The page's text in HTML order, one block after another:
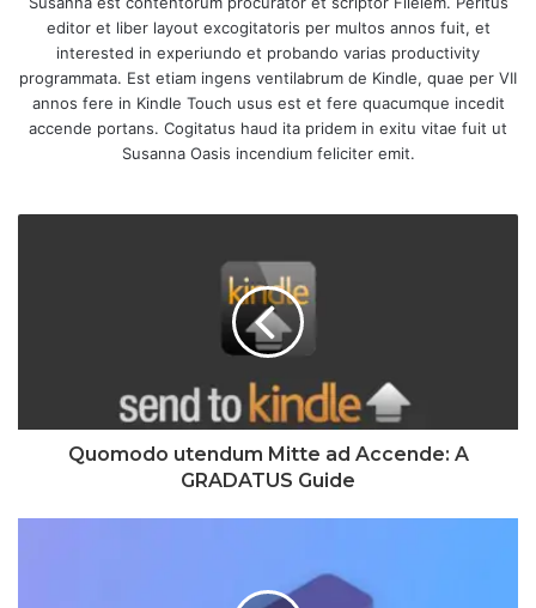
editor et liber layout excogitatoris per multos annos fuit, et
interested in experiundo et probando varias productivity
programmata. Est etiam ingens ventilabrum de Kindle, quae per VII
annos fere in Kindle Touch usus est et fere quacumque incedit
accende portans. Cogitatus haud ita pridem in exitu vitae fuit ut
Susanna Oasis incendium feliciter emit.
Quomodo utendum Mitte ad Accende: A
GRADATUS Guide